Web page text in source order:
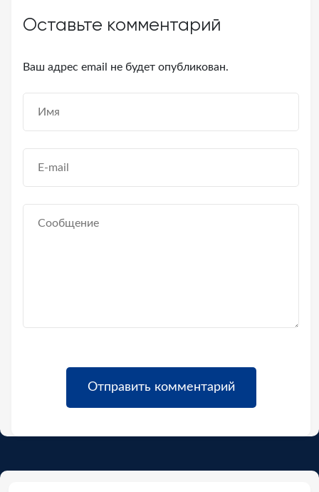
Оставьте комментарий
Ваш адрес email не будет опубликован.